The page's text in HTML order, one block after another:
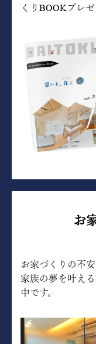
くりBOOKプレゼ
お
お家づくりの不
家族の夢を叶え
中です。